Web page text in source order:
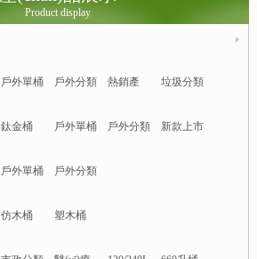
Product display
戶外單桶 戶外分類
熱銷產
垃圾分類
鈦金桶 戶外單桶
戶外分類
新款上市
戶外單桶
戶外分類
仿木桶 塑木桶